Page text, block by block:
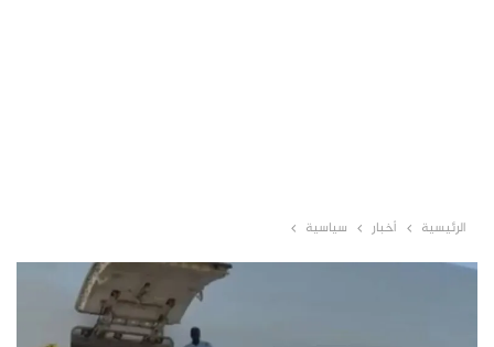
الرئيسية أخبار سياسية